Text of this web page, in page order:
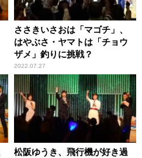
ささきいさおは「マゴチ」、
はやぶさ・ヤマトは「チョウ
ザメ」釣りに挑戦？
2022.07.27
松阪ゆうき、飛行機が好き過